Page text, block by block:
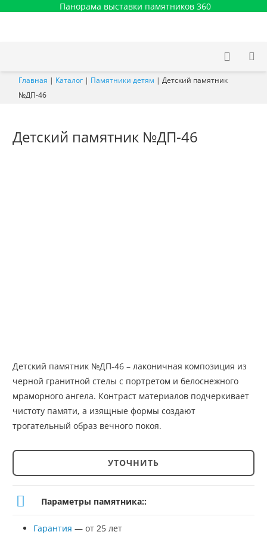
Панорама выставки памятников 360
Главная | Каталог | Памятники детям | Детский памятник
№ДП-46
Детский памятник №ДП-46
Детский памятник №ДП-46 – лаконичная композиция из
черной гранитной стелы с портретом и белоснежного
мраморного ангела. Контраст материалов подчеркивает
чистоту памяти, а изящные формы создают
трогательный образ вечного покоя.
Количество
товара
Детский
памятник
УТОЧНИТЬ
Параметры памятника::
Гарантия — от 25 лет